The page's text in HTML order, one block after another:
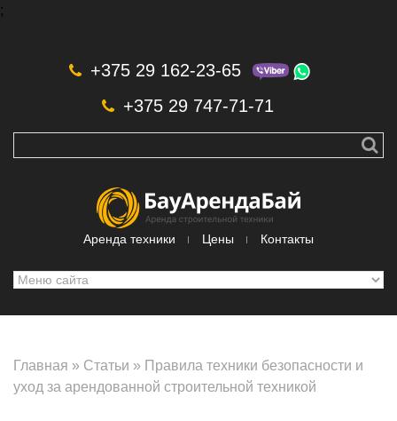
;
+375 29 162-23-65
+375 29 747-71-71
Аренда техники Цены Контакты
Главная » Статьи » Правила техники безопасности и
уход за арендованной строительной техникой